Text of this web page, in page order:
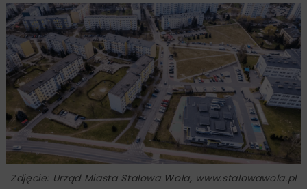
Zdjęcie: Urząd Miasta Stalowa Wola, www.stalowawola.pl